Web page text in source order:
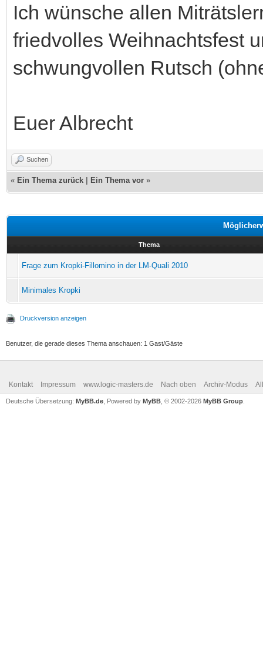
Ich wünsche allen
friedvolles Weihnachtsfest
schwungvollen Rutsch
Euer Albrecht
Suchen
« Ein Thema zurück Ein Thema vor »
Thema
Frage zum Kropki-Fillomino in der LM-Quali 2010
Minimales Kropki
Druckversion anzeigen
Benutzer, die gerade dieses Thema anschauen: 1 Gast/Gäste
Kontakt Impressum www.logic-masters.de Nach oben Archiv-Modus
Deutsche Übersetzung: MyBB.de , Powered by MyBB , © 2002-2026 MyBB Group